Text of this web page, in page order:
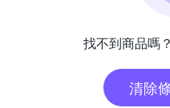
找不到商品嗎
清除